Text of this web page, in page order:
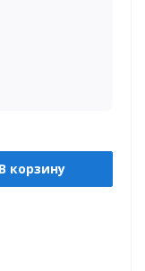
В корзину